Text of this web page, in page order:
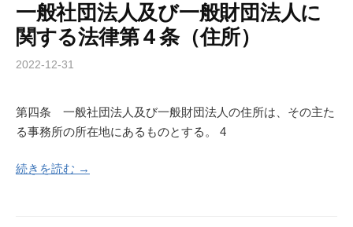
一般社団法人及び一般財団法人に
関する法律第４条（住所）
2022-12-31
第四条 一般社団法人及び一般財団法人の住所は、その主た
る事務所の所在地にあるものとする。 4
続きを読む →